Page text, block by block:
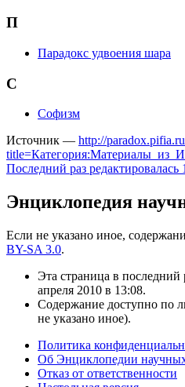
П
Парадокс удвоения шара
С
Софизм
Источник — http://
Последний раз редактировалась
Энциклопедия
Если не указано иное,
BY-SA 3.0.
Эта страница в последний
апреля 2010 в 13:08.
Содержание доступно по
не указано иное).
Политика
Об Энциклопедии
Отказ от ответственности